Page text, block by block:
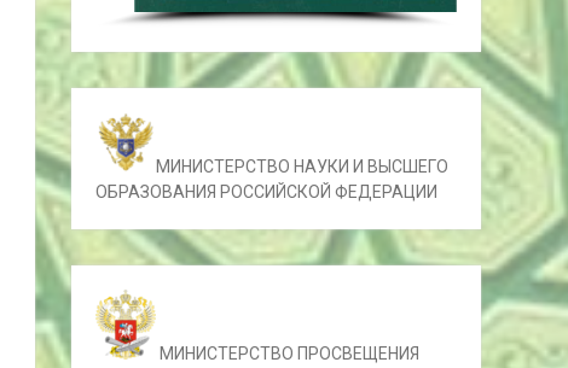
МИНИСТЕРСТВО НАУКИ И ВЫСШЕГО
ОБРАЗОВАНИЯ РОССИЙСКОЙ ФЕДЕРАЦИИ
МИНИСТЕРСТВО ПРОСВЕЩЕНИЯ